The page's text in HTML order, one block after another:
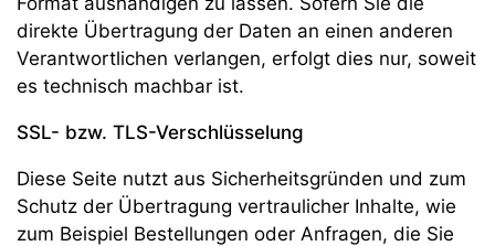
direkte Übertragung der Daten an einen anderen
Verantwortlichen verlangen, erfolgt dies nur, soweit
es technisch machbar ist.
SSL- bzw. TLS-Verschlüsselung
Diese Seite nutzt aus Sicherheitsgründen und zum
Schutz der Übertragung vertraulicher Inhalte, wie
zum Beispiel Bestellungen oder Anfragen, die Sie